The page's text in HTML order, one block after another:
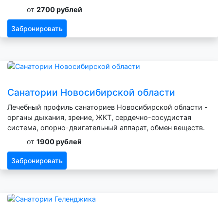
от 2700 рублей
Забронировать
Санатории Новосибирской области
Лечебный профиль санаториев Новосибирской области -
органы дыхания, зрение, ЖКТ, сердечно-сосудистая
система, опорно-двигательный аппарат, обмен веществ.
от 1900 рублей
Забронировать